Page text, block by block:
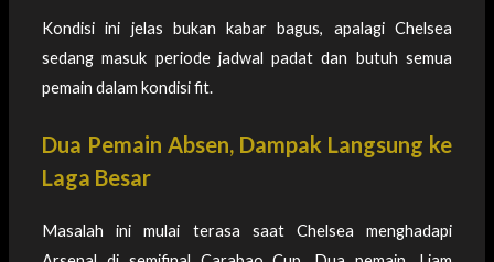
Kondisi ini jelas bukan kabar bagus, apalagi Chelsea
sedang masuk periode jadwal padat dan butuh semua
pemain dalam kondisi fit.
Dua Pemain Absen, Dampak Langsung ke
Laga Besar
Masalah ini mulai terasa saat Chelsea menghadapi